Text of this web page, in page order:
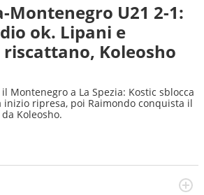
Montenegro U21 2-1:
ok. Lipani e
riscattano, Koleosho
Montenegro a La Spezia: Kostic sblocca
inizio ripresa, poi Raimondo conquista il
Koleosho.